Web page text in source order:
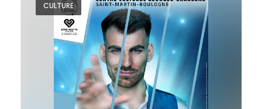
CULTURE